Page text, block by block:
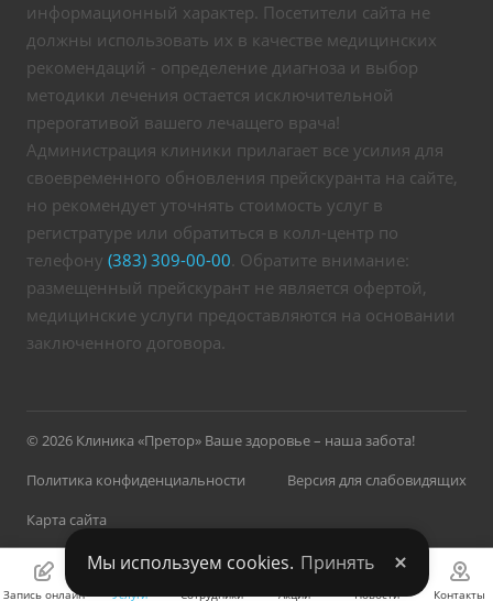
информационный характер. Посетители сайта не
должны использовать их в качестве медицинских
рекомендаций - определение диагноза и выбор
методики лечения остается исключительной
прерогативой вашего лечащего врача!
Администрация клиники прилагает все усилия для
своевременного обновления прейскуранта на сайте,
но рекомендует уточнять стоимость услуг в
регистратуре или обратиться в колл-центр по
телефону (383) 309-00-00. Обратите внимание:
размещенный прейскурант не является офертой,
медицинские услуги предоставляются на основании
заключенного договора.
© 2026 Клиника «Претор» Ваше здоровье – наша забота!
Политика конфиденциальности
Версия для слабовидящих
Карта сайта
Запись онлайн Услуги Сотрудники Акции Новости Контакты
Мы используем cookies. Принять